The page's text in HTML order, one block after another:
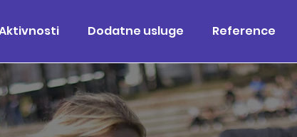
Dodatne usluge Reference